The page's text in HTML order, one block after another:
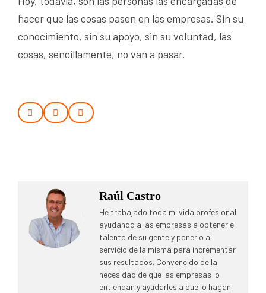
hacer que las cosas pasen en las empresas. Sin su
conocimiento, sin su apoyo, sin su voluntad, las
cosas, sencillamente, no van a pasar.
Raúl Castro
He trabajado toda mi vida profesional
ayudando a las empresas a obtener el
talento de su gente y ponerlo al
servicio de la misma para incrementar
sus resultados. Convencido de la
necesidad de que las empresas lo
entiendan y ayudarles a que lo hagan,